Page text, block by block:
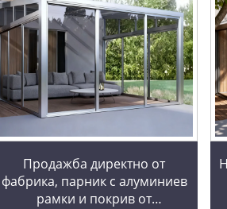
Продажба директно от
фабрика, парник с алуминиев
рамки и покрив от